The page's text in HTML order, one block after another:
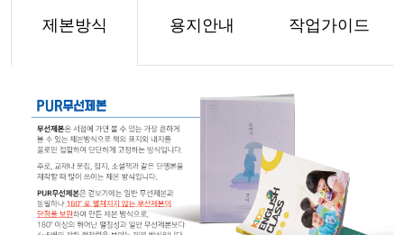
제본방식 용지안내 작업가이드